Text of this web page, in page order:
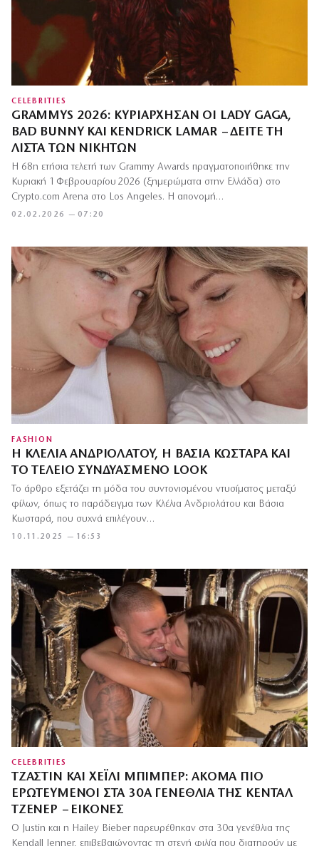
CELEBRITIES
GRAMMYS 2026: ΚΥΡΙΆΡΧΗΣΑΝ ΟΙ LADY GAGA,
BAD BUNNY ΚΑΙ KENDRICK LAMAR – ΔΕΊΤΕ ΤΗ
ΛΊΣΤΑ ΤΩΝ ΝΙΚΗΤΏΝ
02.02.2026 — 07:20
Η 68η ετήσια τελετή των Grammy Awards πραγματοποιήθηκε την
Κυριακή 1 Φεβρουαρίου 2026 (ξημερώματα στην Ελλάδα) στο
Crypto.com Arena στο Los Angeles. Η απονομή…
FASHION
Η ΚΛΈΛΙΑ ΑΝΔΡΙΟΛΆΤΟΥ, Η ΒΆΣΙΑ ΚΩΣΤΑΡΆ ΚΑΙ
ΤΟ ΤΈΛΕΙΟ ΣΥΝΔΥΑΣΜΈΝΟ LOOK
10.11.2025 — 16:53
Το άρθρο εξετάζει τη μόδα του συντονισμένου ντυσίματος μεταξύ
φίλων, όπως το παράδειγμα των Κλέλια Ανδριολάτου και Βάσια
Κωσταρά, που συχνά επιλέγουν…
CELEBRITIES
ΤΖΆΣΤΙΝ ΚΑΙ ΧΈΙΛΙ ΜΠΊΜΠΕΡ: ΑΚΌΜΑ ΠΙΟ
ΕΡΩΤΕΥΜΈΝΟΙ ΣΤΑ 30Α ΓΕΝΈΘΛΙΑ ΤΗΣ ΚΈΝΤΑΛ
ΤΖΈΝΕΡ – ΕΙΚΌΝΕΣ
Ο Justin και η Hailey Bieber παρευρέθηκαν στα 30α γενέθλια της
Kendall Jenner, επιβεβαιώνοντας τη στενή φιλία που διατηρούν με